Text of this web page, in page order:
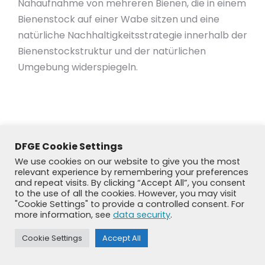
Nahaufnahme von mehreren Bienen, die in einem
Bienenstock auf einer Wabe sitzen und eine
natürliche Nachhaltigkeitsstrategie innerhalb der
Bienenstockstruktur und der natürlichen
Umgebung widerspiegeln.
© DFGE 2026. All rights reserved.
Previously used menu 1
+49 8192 99 7 33-20
DFGE Cookie Settings
We use cookies on our website to give you the most
relevant experience by remembering your preferences
and repeat visits. By clicking “Accept All”, you consent
to the use of all the cookies. However, you may visit
"Cookie Settings" to provide a controlled consent. For
more information, see data security.
Cookie Settings Accept All